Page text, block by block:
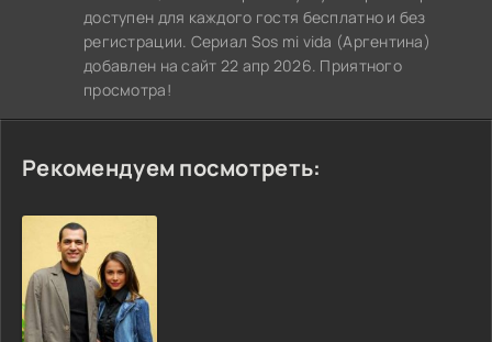
доступен для каждого гостя бесплатно и без
регистрации. Сериал Sos mi vida (Аргентина)
добавлен на сайт 22 апр 2026. Приятного
просмотра!
Рекомендуем посмотреть: